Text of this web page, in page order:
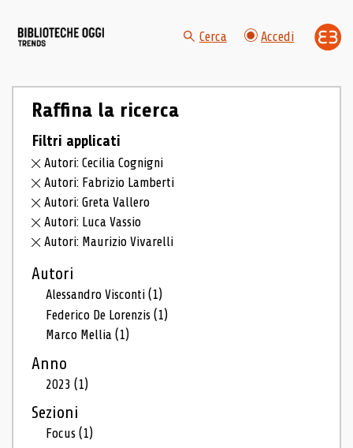
Cerca Accedi
Raffina la ricerca
Filtri applicati
Autori: Cecilia Cognigni
Autori: Fabrizio Lamberti
Autori: Greta Vallero
Autori: Luca Vassio
Autori: Maurizio Vivarelli
Autori
Alessandro Visconti(1)
Federico De Lorenzis(1)
Marco Mellia(1)
Anno
2023(1)
Sezioni
Focus(1)